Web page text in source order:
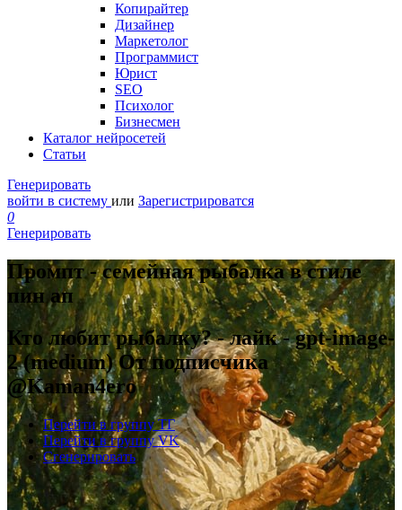
Копирайтер
Дизайнер
Маркетолог
Программист
Юрист
SEO
Психолог
Бизнесмен
Каталог нейросетей
Статьи
Генерировать
войти в систему или Зарегистрироватся
0
Генерировать
Промпт - семейная рыбалка в стиле
пин ап
Кто любит рыбалку? - лайк - gpt-image-
2 (medium) От подписчика
@Kaman4ero
Перейти в группу ТГ
Перейти в группу VK
Сгенерировать